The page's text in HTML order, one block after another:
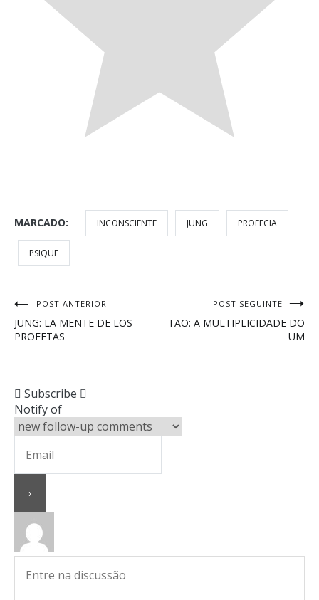
MARCADO: INCONSCIENTE JUNG PROFECIA
PSIQUE
Navegação
de
POST ANTERIOR
JUNG: LA MENTE DE LOS
PROFETAS
POST SEGUINTE
TAO: A MULTIPLICIDADE DO
UM
Subscribe
Notify of